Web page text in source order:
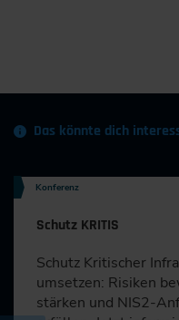
Das könnte dich
Konferenz
Schutz KRITIS
Schutz Kritischer
umsetzen: Risiken
stärken und NIS2-